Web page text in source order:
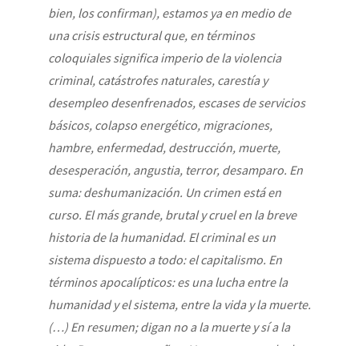
bien, los confirman), estamos ya en medio de
una crisis estructural que, en términos
coloquiales significa imperio de la violencia
criminal, catástrofes naturales, carestía y
desempleo desenfrenados, escases de servicios
básicos, colapso energético, migraciones,
hambre, enfermedad, destrucción, muerte,
desesperación, angustia, terror, desamparo. En
suma: deshumanización. Un crimen está en
curso. El más grande, brutal y cruel en la breve
historia de la humanidad. El criminal es un
sistema dispuesto a todo: el capitalismo. En
términos apocalípticos: es una lucha entre la
humanidad y el sistema, entre la vida y la muerte.
(…) En resumen; digan no a la muerte y sí a la